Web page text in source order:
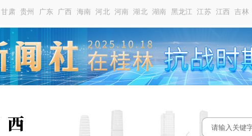
甘肃 贵州 广东 广西 海南 河北 河南 湖北 湖南 黑龙江 江苏 江西 吉林